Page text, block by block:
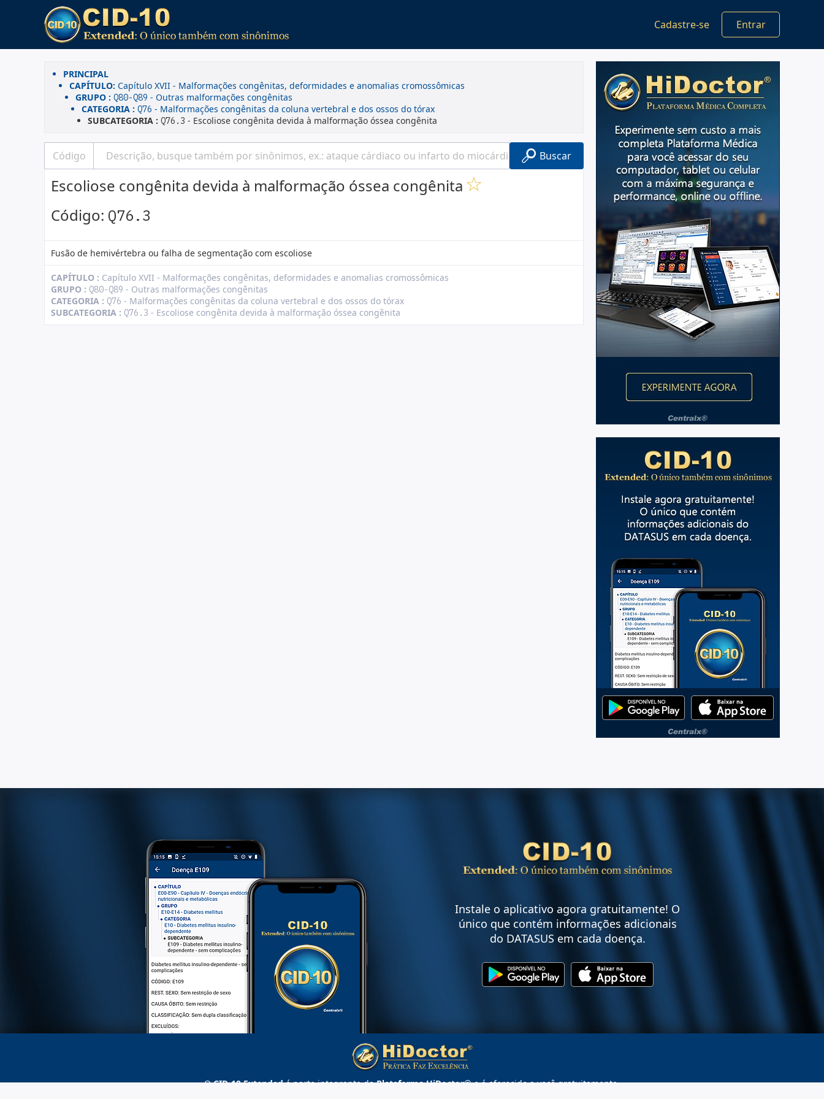
Cadastre-se Entrar
PRINCIPAL
CAPÍTULO: Capítulo XVII - Malformações congênitas, deformidades e anomalias cromossômicas
GRUPO : Q80-Q89 - Outras malformações congênitas
CATEGORIA : Q76 - Malformações congênitas da coluna vertebral e dos ossos do tórax
SUBCATEGORIA : Q76.3 - Escoliose congênita devida à malformação óssea congênita
Buscar
Escoliose congênita devida à malformação óssea congênita
Código: Q76.3
Fusão de hemivértebra ou falha de segmentação com escoliose
CAPÍTULO : Capítulo XVII - Malformações congênitas, deformidades e anomalias cromossômicas
GRUPO : Q80-Q89 - Outras malformações congênitas
CATEGORIA : Q76 - Malformações congênitas da coluna vertebral e dos ossos do tórax
SUBCATEGORIA : Q76.3 - Escoliose congênita devida à malformação óssea congênita
Instale o aplicativo agora gratuitamente! O
único que contém informações adicionais
do DATASUS em cada doença.
OCID-10 Extendedé parte integrante daPlataforma HiDoctor®e é oferecido a você gratuitamente.